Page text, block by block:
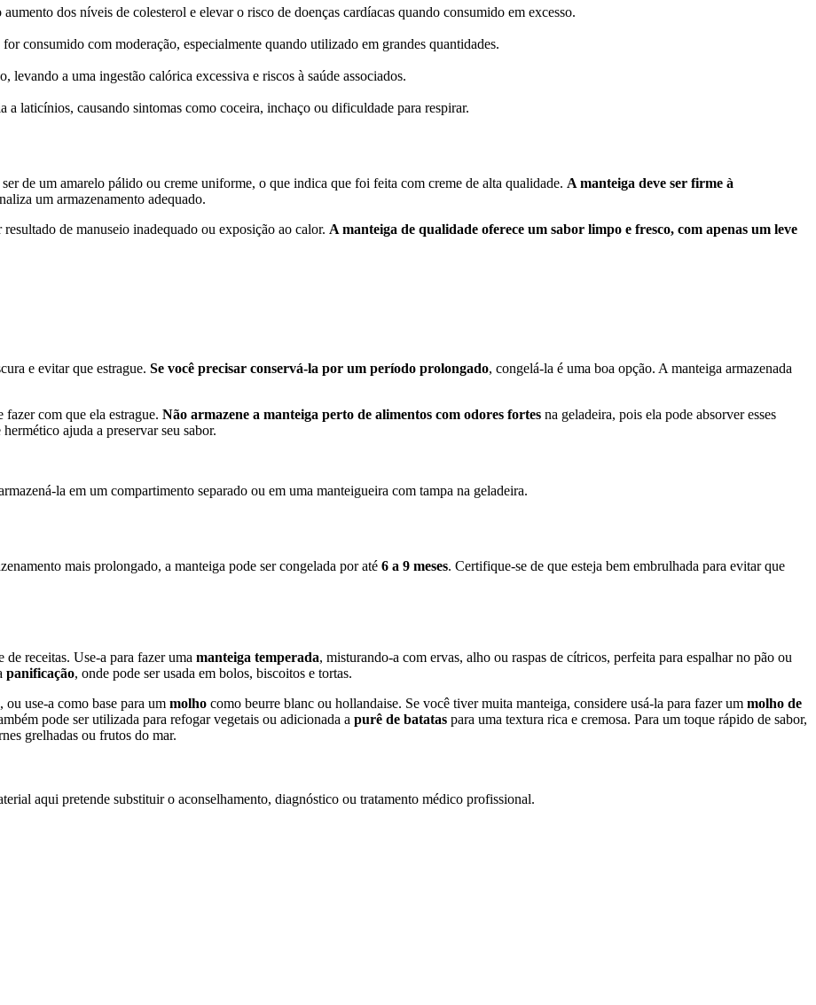
dos níveis de colesterol e elevar o risco de doenças cardíacas quando consumido em excesso.
consumido com moderação, especialmente quando utilizado em grandes quantidades.
levando a uma ingestão calórica excessiva e riscos à saúde associados.
a laticínios, causando sintomas como coceira, inchaço ou dificuldade para respirar.
de um amarelo pálido ou creme uniforme, o que indica que foi feita com creme de alta qualidade. A manteiga deve ser firme à
um armazenamento adequado.
de manuseio inadequado ou exposição ao calor. A manteiga de qualidade oferece um sabor limpo e fresco, com apenas um leve
e evitar que estrague. Se você precisar conservá-la por um período prolongado, congelá-la é uma boa opção. A manteiga armazenada
com que ela estrague. Não armazene a manteiga perto de alimentos com odores fortes na geladeira, pois ela pode absorver esses
ajuda a preservar seu sabor.
la em um compartimento separado ou em uma manteigueira com tampa na geladeira.
mais prolongado, a manteiga pode ser congelada por até 6 a 9 meses. Certifique-se de que esteja bem embrulhada para evitar que
receitas. Use-a para fazer uma manteiga temperada, misturando-a com ervas, alho ou raspas de cítricos, perfeita para espalhar no pão ou
panificação, onde pode ser usada em bolos, biscoitos e tortas.
use-a como base para um molho como beurre blanc ou hollandaise. Se você tiver muita manteiga, considere usá-la para fazer um molho de
pode ser utilizada para refogar vegetais ou adicionada a purê de batatas para uma textura rica e cremosa. Para um toque rápido de sabor,
grelhadas ou frutos do mar.
aqui pretende substituir o aconselhamento, diagnóstico ou tratamento médico profissional.